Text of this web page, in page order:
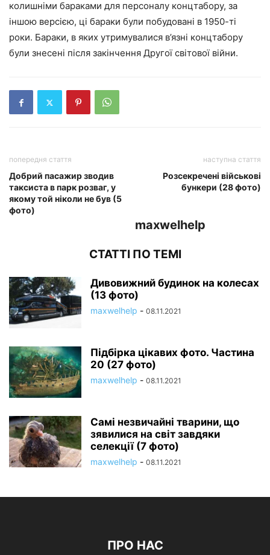
колишніми бараками для персоналу концтабору, за
іншою версією, ці бараки були побудовані в 1950-ті
роки. Бараки, в яких утримувалися в’язні концтабору
були знесені після закінчення Другої світової війни.
попередня стаття
Добрий пасажир зводив
таксиста в парк розваг, у
якому той ніколи не був (5
фото)
наступна стаття
Розсекречені військові
бункери (28 фото)
maxwelhelp
СТАТТІ ПО ТЕМІ
Дивовижний будинок на колесах
(13 фото)
maxwelhelp - 08.11.2021
Підбірка цікавих фото. Частина
20 (27 фото)
maxwelhelp - 08.11.2021
Самі незвичайні тварини, що
зявилися на світ завдяки
селекції (7 фото)
maxwelhelp - 08.11.2021
ПРО НАС